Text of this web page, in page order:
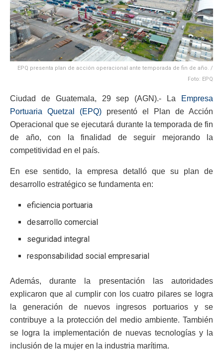
EPQ presenta plan de acción operacional ante temporada de fin de año. /
Foto: EPQ
Ciudad de Guatemala, 29 sep (AGN).- La
Empresa
Portuaria Quetzal (EPQ) presentó el Plan de Acción
Operacional que se ejecutará durante la temporada de fin
de año, con la finalidad de seguir mejorando la
competitividad en el país.
En ese sentido, la empresa detalló que su plan de
desarrollo estratégico se fundamenta en:
eficiencia portuaria
desarrollo comercial
seguridad integral
responsabilidad social empresarial
Además, durante la presentación las autoridades
explicaron que al cumplir con los cuatro pilares se logra
la generación de nuevos ingresos portuarios y se
contribuye a la protección del medio ambiente. También
se logra la implementación de nuevas tecnologías y la
inclusión de la mujer en la industria marítima.